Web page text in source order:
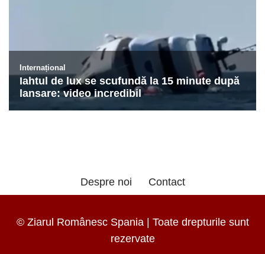
Despre noi Contact
© Ziarul Românesc Spania | Toate drepturile sunt
rezervate